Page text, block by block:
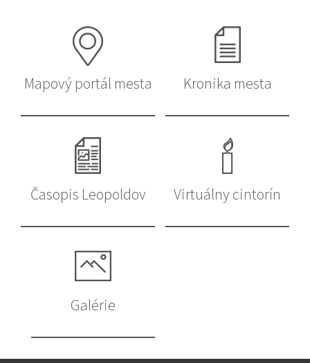
Mapový portál mesta Kronika mesta
Časopis Leopoldov Virtuálny cintorín
Galérie